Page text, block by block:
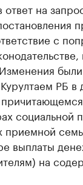
на
с
РБ в
социальной
приемной
выплаты
на